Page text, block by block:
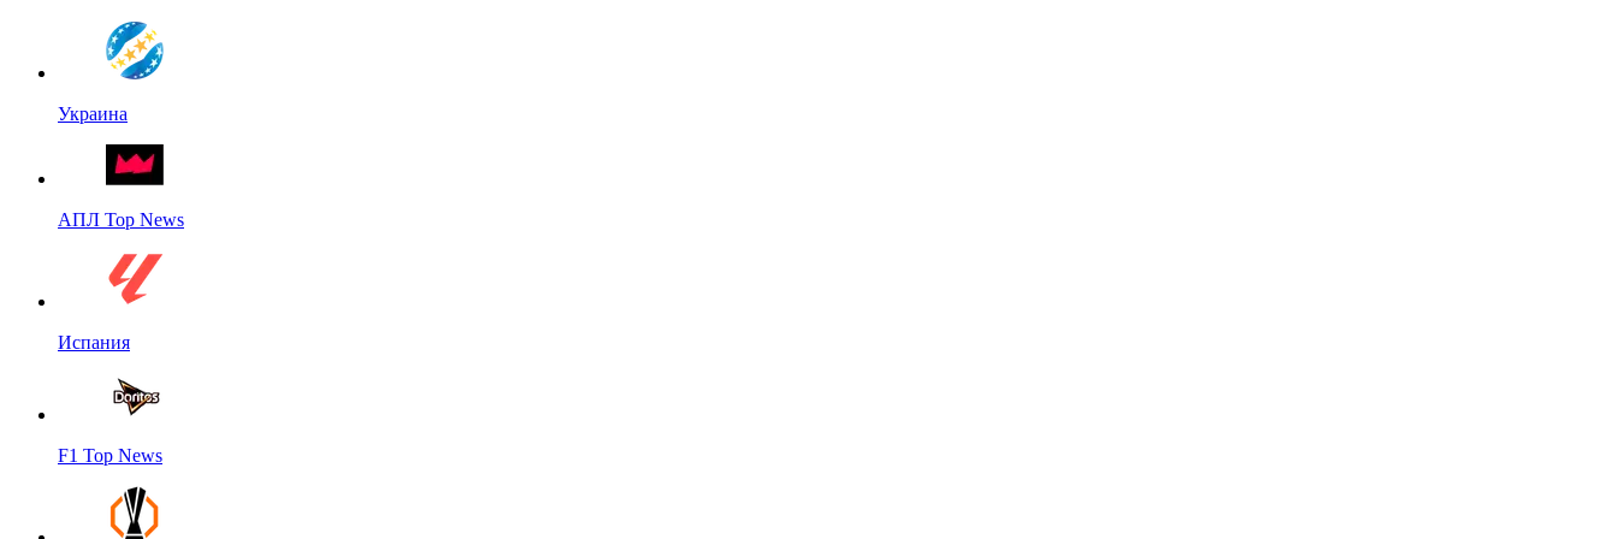
Украина
АПЛ Top News
Испания
F1 Top News